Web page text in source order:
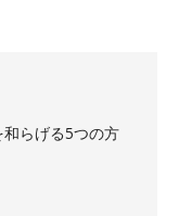
らげる5つの方